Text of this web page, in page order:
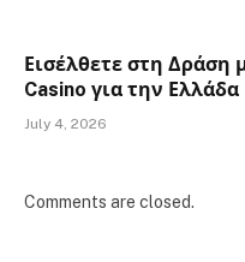
Εισέλθετε στη
Casino για την Ελλάδα
July 4, 2026
Comments are closed.